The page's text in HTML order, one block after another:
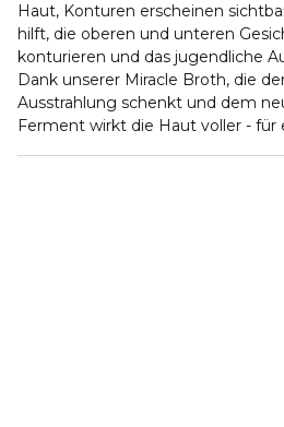
Haut, Konturen erscheinen
hilft, die oberen und unteren
konturieren und das jugendliche
Dank unserer Miracle Broth, die
Ausstrahlung schenkt und dem
Ferment wirkt die Haut voller - für